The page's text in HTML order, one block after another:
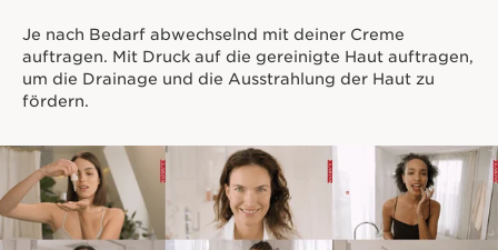
Je nach Bedarf abwechselnd mit deiner Creme
auftragen. Mit Druck auf die gereinigte Haut auftragen,
um die Drainage und die Ausstrahlung der Haut zu
fördern.